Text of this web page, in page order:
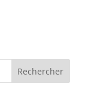
Rechercher